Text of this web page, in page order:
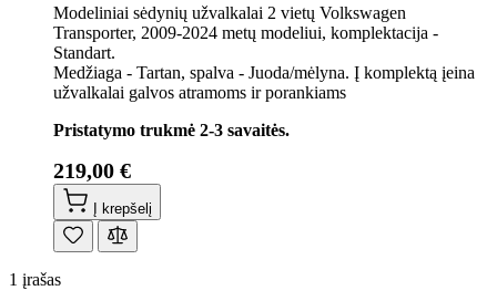
Modeliniai sėdynių užvalkalai 2 vietų Volkswagen
Transporter, 2009-2024 metų modeliui, komplektacija -
Standart.
Medžiaga - Tartan, spalva - Juoda/mėlyna. Į komplektą įeina
užvalkalai galvos atramoms ir porankiams
Pristatymo trukmė 2-3 savaitės.
219,00 €
Į krepšelį
1 įrašas